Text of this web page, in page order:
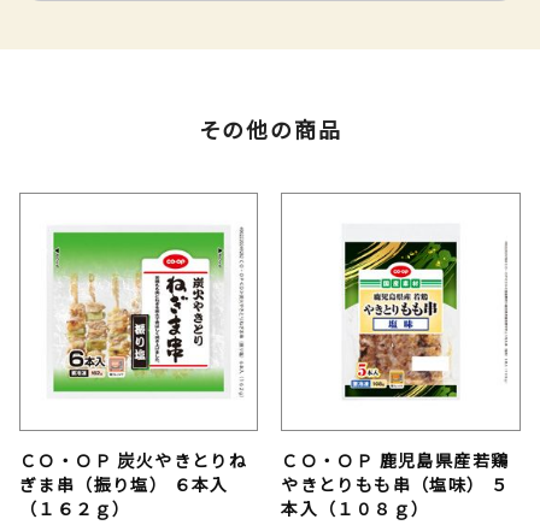
その他の商品
ＣＯ・ＯＰ 炭火やきとりね
ぎま串（振り塩） ６本入
（１６２ｇ）
ＣＯ・ＯＰ 鹿児島県産若鶏
やきとりもも串（塩味） ５
本入（１０８ｇ）